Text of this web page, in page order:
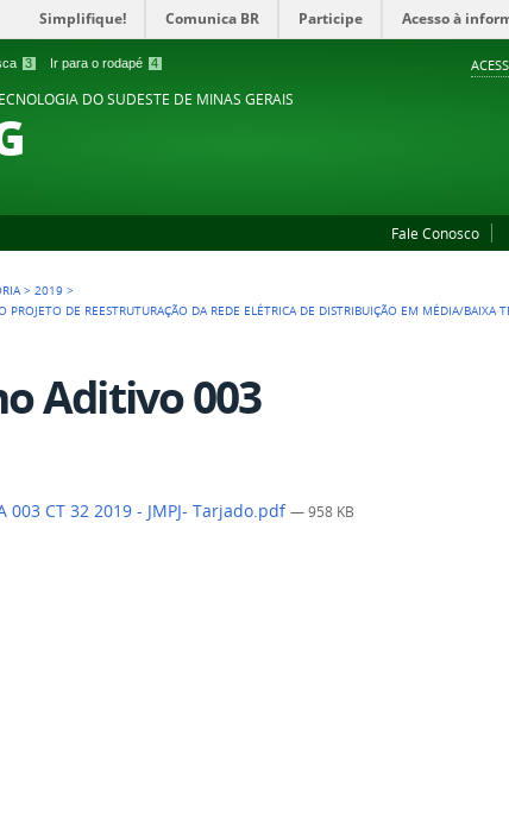
3 Ir para o rodapé 4
Simplifique! Comunica BR Participe Acesso à
DO SUDESTE DE MINAS GERAIS
Fale Conosco
>2019 >
DE REESTRUTURAÇÃO DA REDE ELÉTRICA DE DISTRIBUIÇÃO EM MÉDIA/BAIXA
Aditivo 003
003 CT 32 2019 - JMPJ- Tarjado.pdf— 958 KB